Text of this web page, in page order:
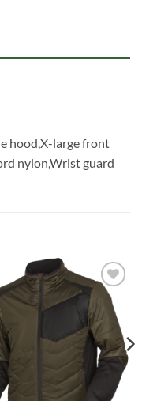
hood,X-large front
nylon,Wrist guard
Toevoegen
aan
verlanglijst